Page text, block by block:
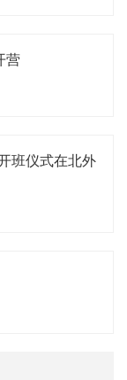
营
班仪式在北外